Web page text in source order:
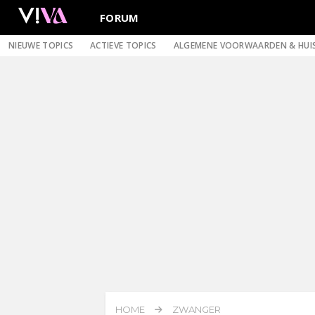
FORUM
NIEUWE TOPICS ACTIEVE TOPICS ALGEMENE VOORWAARDEN &
HOME ZWANGER